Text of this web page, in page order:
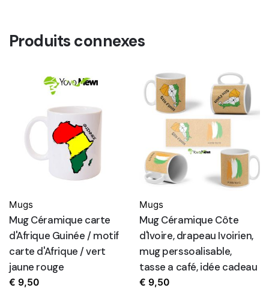
Produits connexes
Mugs
Mug Céramique carte
d'Afrique Guinée / motif
carte d'Afrique / vert
jaune rouge
€ 9,50
Mugs
Mug Céramique Côte
d'Ivoire, drapeau Ivoirien,
mug perssoalisable,
tasse a café, idée cadeau
€ 9,50